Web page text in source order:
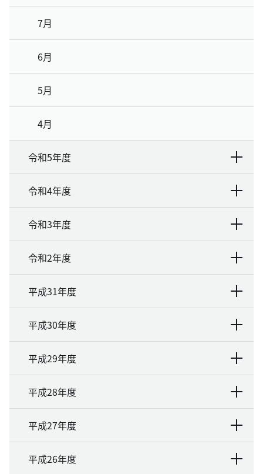
7月
6月
5月
4月
令和5年度
令和4年度
令和3年度
令和2年度
平成31年度
平成30年度
平成29年度
平成28年度
平成27年度
平成26年度